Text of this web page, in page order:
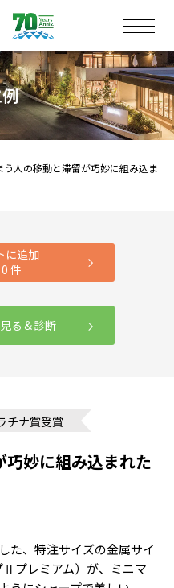
う人の移動と滞留が巧妙に組み込ま
に追加
0 件
る＆診断
チナ賞受賞
妙に組み込まれた
た、特注サイズの金属サイ
プレミアム）が、ミニマ